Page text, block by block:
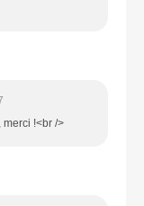
merci !<br />